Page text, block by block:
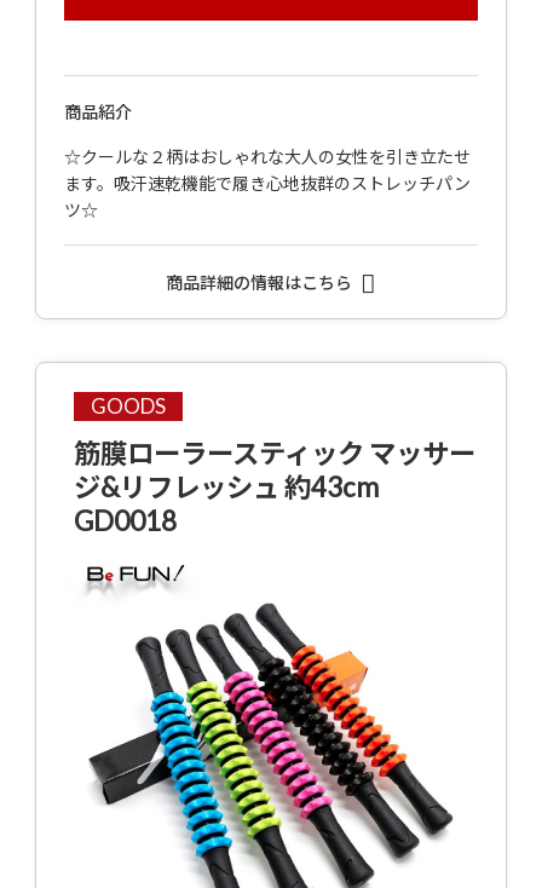
商品紹介
☆クールな２柄はおしゃれな大人の女性を引き立たせ
ます。吸汗速乾機能で履き心地抜群のストレッチパン
ツ☆
商品詳細の情報はこちら
GOODS
筋膜ローラースティック マッサー
ジ&リフレッシュ 約43cm
GD0018